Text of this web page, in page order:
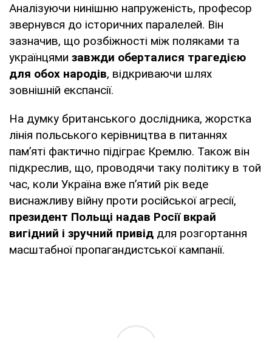
Аналізуючи нинішню напруженість, професор
звернувся до історичних паралелей. Він
зазначив, що розбіжності між поляками та
українцями завжди оберталися трагедією
для обох народів, відкриваючи шлях
зовнішній експансії.
На думку британського дослідника, жорстка
лінія польського керівництва в питаннях
пам’яті фактично підіграє Кремлю. Також він
підкреслив, що, проводячи таку політику в той
час, коли Україна вже п’ятий рік веде
виснажливу війну проти російської агресії,
президент Польщі надав Росії вкрай
вигідний і зручний привід для розгортання
масштабної пропагандистської кампанії.